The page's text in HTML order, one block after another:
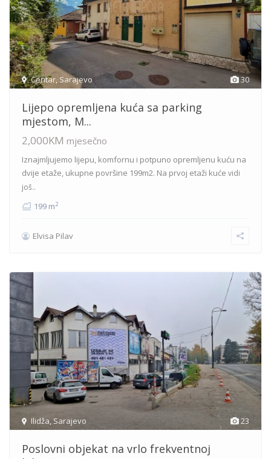
30
Centar, Sarajevo
Lijepo opremljena kuća sa parking
mjestom, M...
2,000KM mjesečno
Iznajmljujemo lijepu, komfornu i potpuno opremljenu kuću na
dvije etaže, ukupne površine 199m2. Na prvoj etaži kuće vidi
još..
199 m2
Elvisa Pilav
23
Ilidža,Sarajevo
Poslovni objekat na vrlo frekventnoj